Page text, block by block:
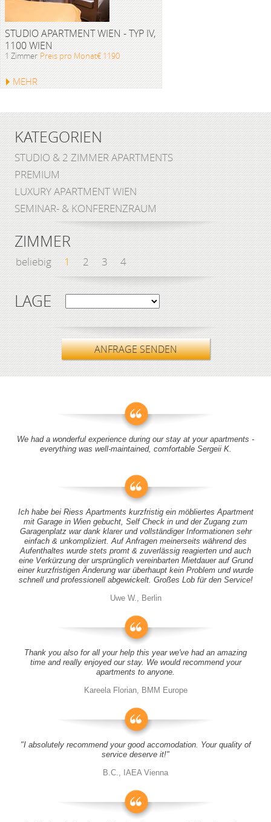
STUDIO APARTMENT WIEN - TYP IV,
1100 WIEN
1 Zimmer Preis pro Monat€ 1190
MEHR
KATEGORIEN
STUDIO & 2 ZIMMER APARTMENTS
PREMIUM
LUXURY APARTMENT WIEN
SEMINAR- & KONFERENZRAUM
ZIMMER
beliebig 1 2 3 4
LAGE
ANFRAGE SENDEN
We had a wonderful experience during our stay at your apartments -
everything was well-maintained, comfortable Sergeii K.
Ich habe bei Riess Apartments kurzfristig ein möbliertes Apartment
mit Garage in Wien gebucht, Self Check in und der Zugang zum
Garagenplatz war dank klarer und vollständiger Informationen sehr
einfach & unkompliziert. Auf Anfragen meinerseits während des
Aufenthaltes wurde stets promt & zuverlässig reagierten und auch
eine Verkürzung der ursprünglich vereinbarten Mietdauer auf Grund
einer kurzfristigen Änderung war überhaupt kein Problem und wurde
schnell und professionell abgewickelt. Großes Lob für den Service!
Uwe W., Berlin
Thank you also for all your help this year we've had an amazing
time and really enjoyed our stay. We would recommend your
apartments to anyone.
Kareela Florian, BMM Europe
"I absolutely recommend your good accomodation. Your quality of
service deserve it!"
B.C., IAEA Vienna